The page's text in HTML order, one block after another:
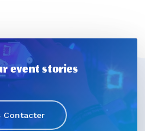
event stories
Contacter